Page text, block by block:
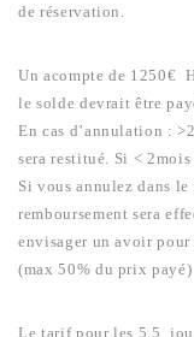
de réservation.
Un acompte de 1250€
le solde devrait être
En cas d’annulation :
sera restitué. Si < 2mois
Si vous annulez dans
remboursement sera
envisager un avoir pour
(max 50% du prix payé)
Le tarif pour les 5,5